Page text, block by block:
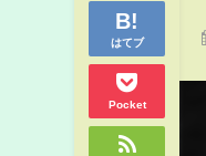
はてブ
Pocket